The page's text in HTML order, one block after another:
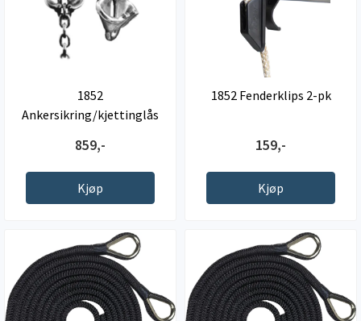
1852
Ankersikring/kjettinglås
859,-
Kjøp
1852 Fenderklips 2-pk
159,-
Kjøp